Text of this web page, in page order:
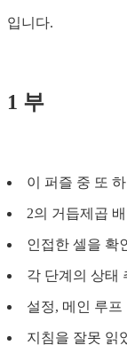
입니다.
1 부
이 퍼즐 중 또
2의 거듭제곱
인접한 셀을 확
각 단계의 상태
설정, 메인 루프
지침을 잘못 읽